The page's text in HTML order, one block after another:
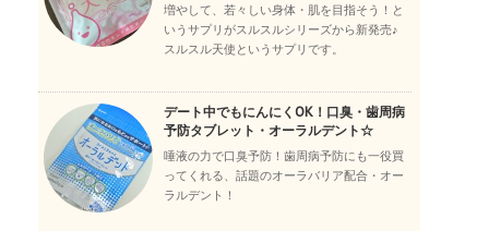
増やして、若々しい身体・肌を目指そう！と
いうサプリがスルスルシリーズから新発売♪
スルスル天使というサプリです。
デート中でもにんにくOK！口臭・歯周病
予防タブレット・オーラルデント☆
唾液の力で口臭予防！歯周病予防にも一役買
ってくれる、話題のオーラバリア配合・オー
ラルデント！